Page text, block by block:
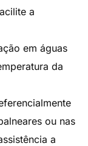
a
em águas
da
ou nas
a